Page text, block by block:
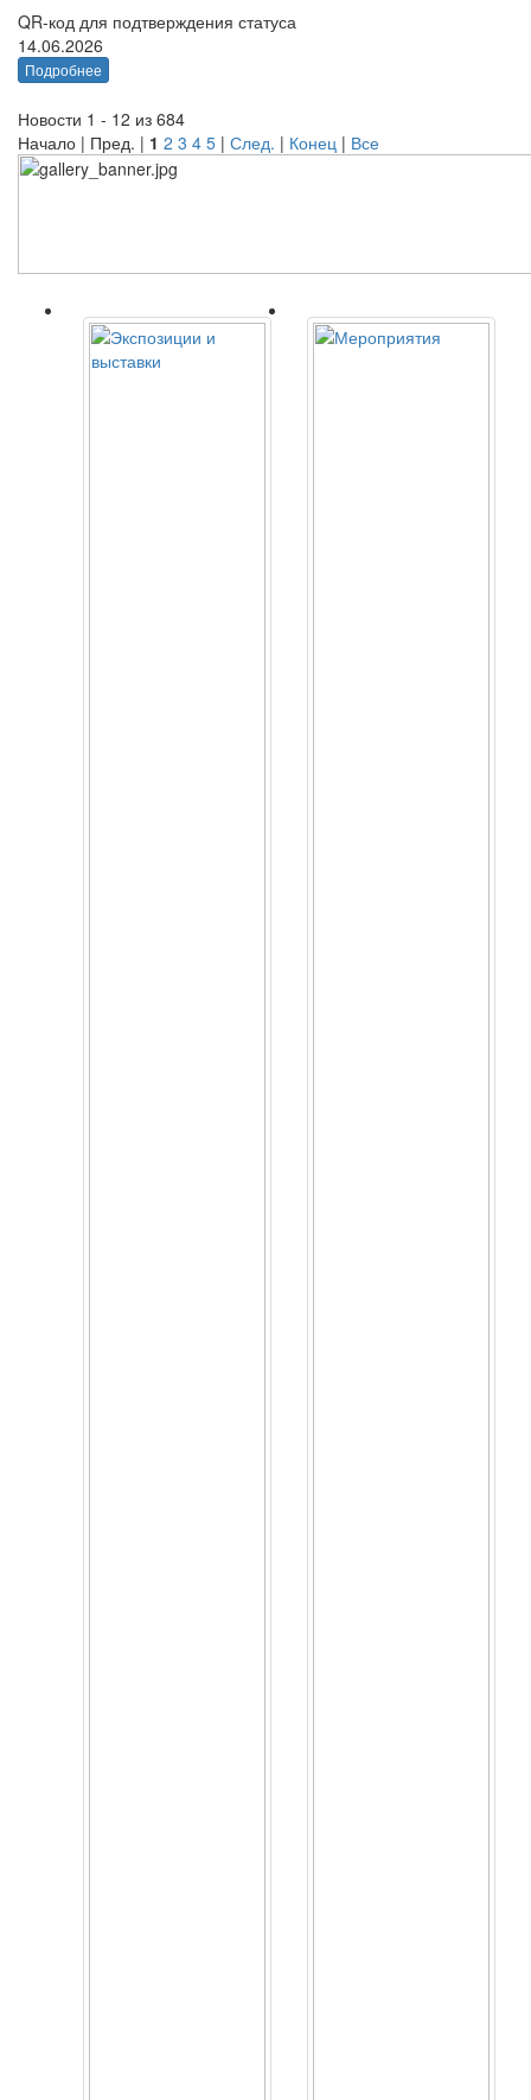
QR-код для подтверждения статуса
14.06.2026
Подробнее
Новости 1 - 12 из 684
Начало | Пред. | 1 2 3 4 5 | След. | Конец | Все